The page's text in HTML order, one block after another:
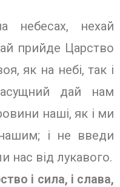
нехай
прийде Цар­ство
як на небі, так і
дай нам
наші, як і ми
і не введи
нас від лукавого.
і сила, і слава,